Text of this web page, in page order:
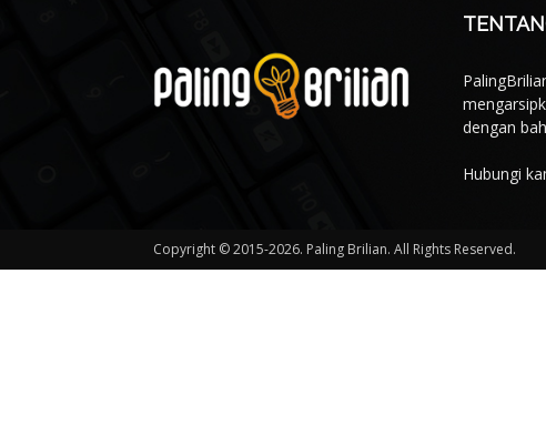
dengan
Hubungi
Copyright © 2015-2026. Paling Brilian. All Rights Reserved.